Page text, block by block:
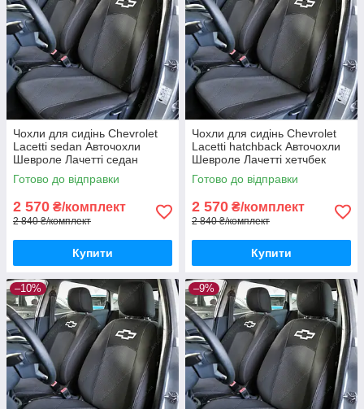
Чохли для сидінь Chevrolet
Lacetti sedan Авточохли
Шевроле Лачетті седан
Готово до відправки
2 570 ₴/комплект
2 840 ₴/комплект
Купити
Чохли для сидінь Chevrolet
Lacetti hatchback Авточохли
Шевроле Лачетті хетчбек
Готово до відправки
2 570 ₴/комплект
2 840 ₴/комплект
Купити
–10% –9%